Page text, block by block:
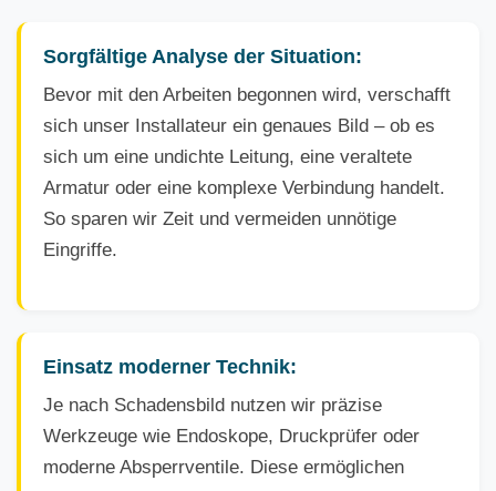
Sorgfältige Analyse der Situation:
Bevor mit den Arbeiten begonnen wird, verschafft
sich unser Installateur ein genaues Bild – ob es
sich um eine undichte Leitung, eine veraltete
Armatur oder eine komplexe Verbindung handelt.
So sparen wir Zeit und vermeiden unnötige
Eingriffe.
Einsatz moderner Technik:
Je nach Schadensbild nutzen wir präzise
Werkzeuge wie Endoskope, Druckprüfer oder
moderne Absperrventile. Diese ermöglichen